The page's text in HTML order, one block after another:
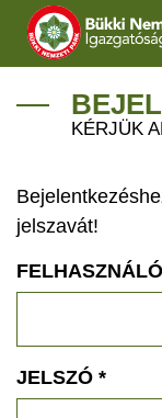
IGAZGATÓSÁG
VÍZVÉDELEM
ÖKOTURIZMUS
GEOPARKOK
KÉRJÜK
jelszavát!
JELSZÓ *